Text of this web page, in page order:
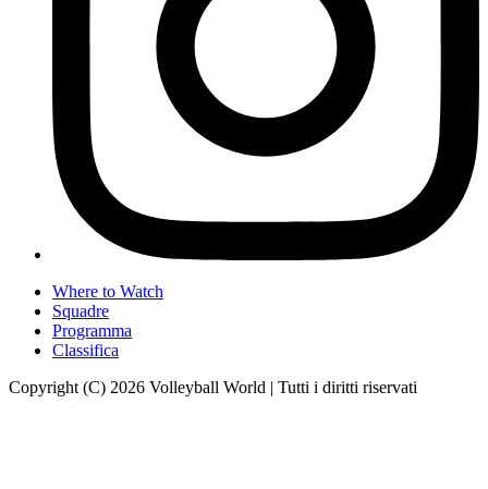
Where to Watch
Squadre
Programma
Classifica
Copyright (C) 2026 Volleyball World | Tutti i diritti riservati